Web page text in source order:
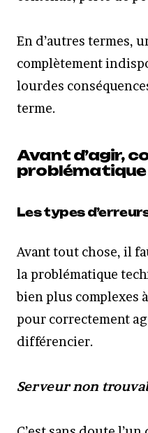
En d’autres termes,
complètement
lourdes
terme.
Avant d’agir,
problématique
Les types
Avant tout chose, il
la problématique
bien plus complexes
pour correctement
différencier.
Serveur non